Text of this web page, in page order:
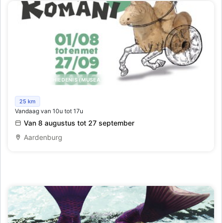
KUNST,GESCHIEDENIS (MUSEA..)
Rondreizende tentoonstelling Ludi Romani (G)een
Kinderspel
25 km
Vandaag van 10u tot 17u
Van 8 augustus tot 27 september
Aardenburg